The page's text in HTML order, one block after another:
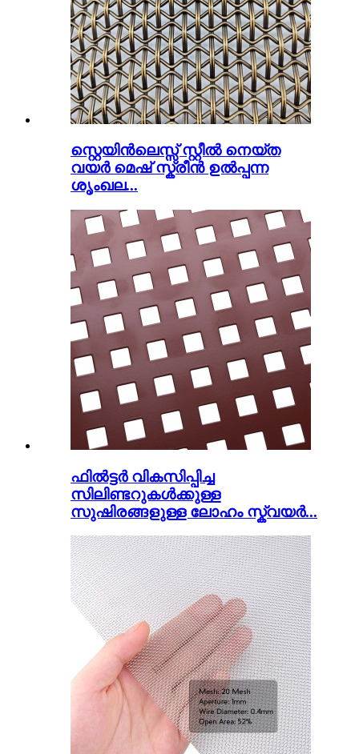
സ്റ്റെയിൻലെസ്സ് സ്റ്റീൽ നെയ്ത
വയർ മെഷ് സ്ക്രീൻ ഉൽപ്പന്ന
ശൃംഖല...
ഫിൽട്ടർ വികസിപ്പിച്ച
സിലിണ്ടറുകൾക്കുള്ള
സുഷിരങ്ങളുള്ള ലോഹം സ്ക്വയർ...